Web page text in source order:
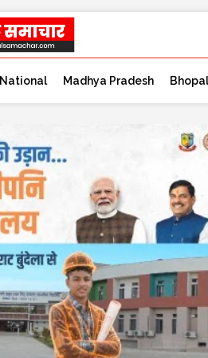
National Madhya Pradesh Bhopal